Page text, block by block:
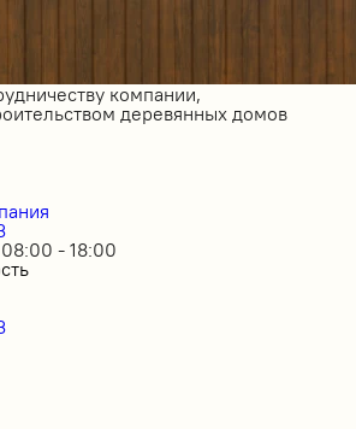
компании,
деревянных домов
- 18:00